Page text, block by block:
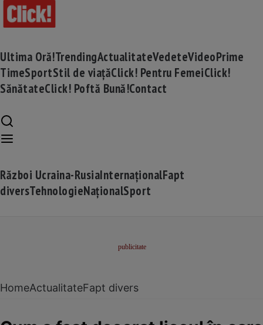
Ultima Oră!TrendingActualitateVedeteVideoPrime
TimeSportStil de viațăClick! Pentru FemeiClick!
SănătateClick! Poftă Bună!Contact
Război Ucraina-RusiaInternaționalFapt
diversTehnologieNaționalSport
HomeActualitateFapt divers